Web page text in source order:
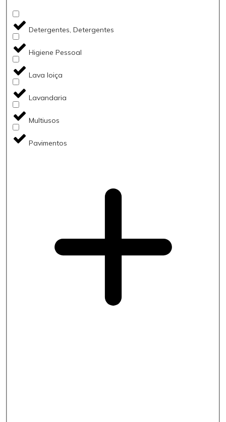
Detergentes, Detergentes
Higiene Pessoal
Lava loiça
Lavandaria
Multiusos
Pavimentos